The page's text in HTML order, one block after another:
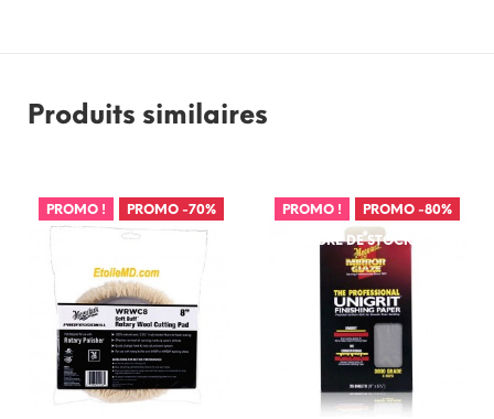
Produits similaires
PROMO ! PROMO -70% PROMO ! PROMO -80%
RUPTURE DE STOCK